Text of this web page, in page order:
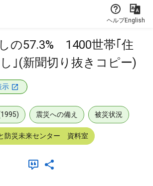
ヘルプEnglish
の57.3% 1400世帯｢住
｣(新聞切り抜きコピー)
示
震災への備え 被災状況
防災未来センター 資料室